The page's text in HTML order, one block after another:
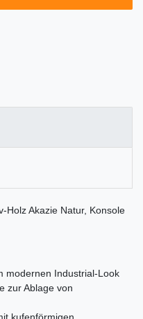
Holz Akazie Natur, Konsole
modernen Industrial-Look
zur Ablage von
kufenförmigen